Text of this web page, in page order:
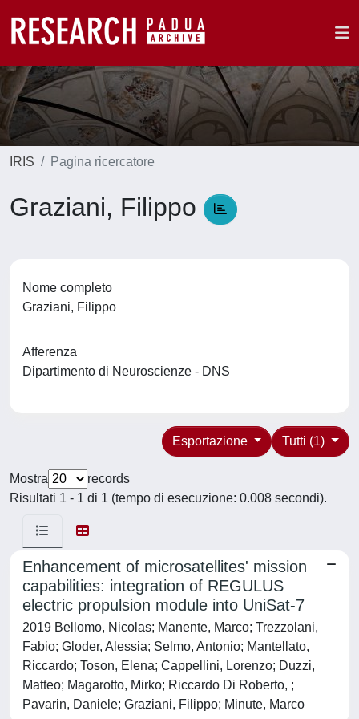
IRIS Pagina ricercatore
Graziani, Filippo
Nome completo
Graziani, Filippo
Afferenza
Dipartimento di Neuroscienze - DNS
Tutti (1)
Esportazione
Mostra
records
Risultati 1 - 1 di 1 (tempo di esecuzione: 0.008 secondi).
Enhancement of microsatellites' mission
capabilities: integration of REGULUS
electric propulsion module into UniSat-7
2019 Bellomo, Nicolas; Manente, Marco; Trezzolani,
Fabio; Gloder, Alessia; Selmo, Antonio; Mantellato,
Riccardo; Toson, Elena; Cappellini, Lorenzo; Duzzi,
Matteo; Magarotto, Mirko; Riccardo Di Roberto, ;
Pavarin, Daniele; Graziani, Filippo; Minute, Marco